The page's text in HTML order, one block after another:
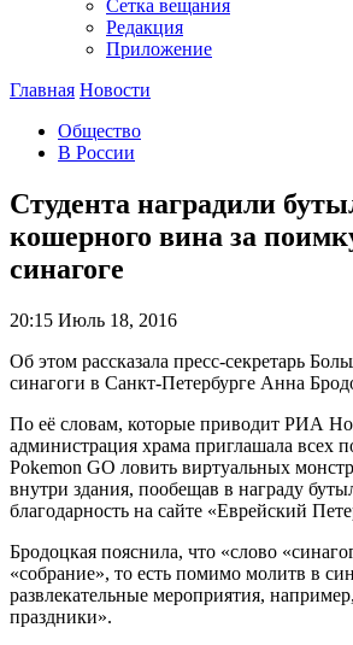
Сетка вещания
Редакция
Приложение
Главная Новости
Общество
В России
Студента наградили
кошерного вина за
синагоге
20:15 Июль 18, 2016
Об этом рассказала пресс-секретарь
синагоги в Санкт-Петербурге Анна
По её словам, которые приводит РИА
администрация храма приглашала всех
Pokemon GO ловить виртуальных
внутри здания, пообещав в награду
благодарность на сайте «Еврейский
Бродоцкая пояснила, что «слово
«собрание», то есть помимо молитв в
развлекательные мероприятия,
праздники».